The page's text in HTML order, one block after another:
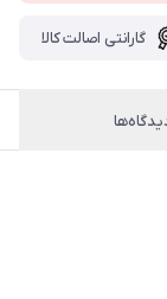
گارانتی اصالت کالا